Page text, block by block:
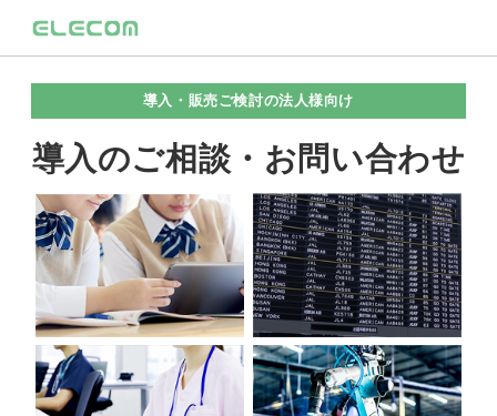
導入・販売ご検討の法人様向け
導入のご相談・お問い合わせ